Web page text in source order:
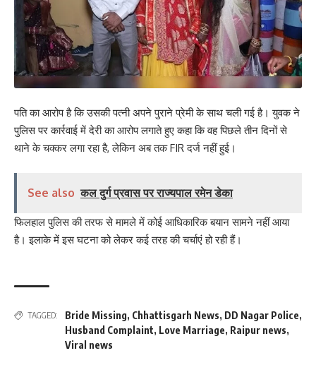
पति का आरोप है कि उसकी पत्नी अपने पुराने प्रेमी के साथ चली गई है। युवक ने
पुलिस पर कार्रवाई में देरी का आरोप लगाते हुए कहा कि वह पिछले तीन दिनों से
थाने के चक्कर लगा रहा है, लेकिन अब तक FIR दर्ज नहीं हुई।
See also कल दुर्ग प्रवास पर राज्यपाल रमेन डेका
फिलहाल पुलिस की तरफ से मामले में कोई आधिकारिक बयान सामने नहीं आया
है। इलाके में इस घटना को लेकर कई तरह की चर्चाएं हो रही हैं।
TAGGED: Bride Missing, Chhattisgarh News, DD Nagar Police,
Husband Complaint, Love Marriage, Raipur news,
Viral news